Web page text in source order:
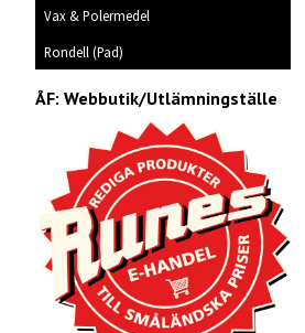
Vax & Polermedel
Rondell (Pad)
ÅF: Webbutik/Utlämningställe